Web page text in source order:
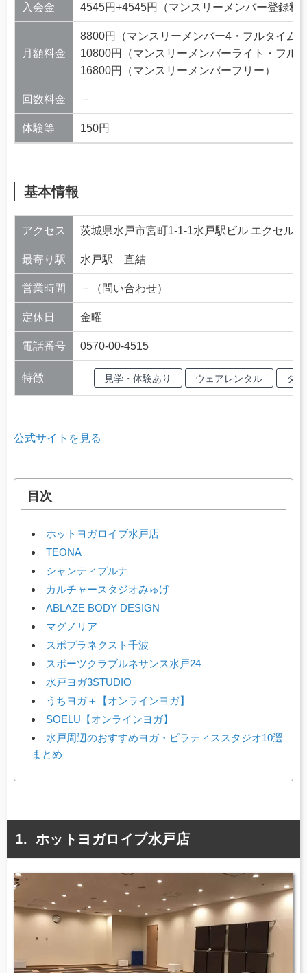
入会金 4545円+4545円（マンスリーメンバー登録料
月額料金
8800円（マンスリーメンバー4・フルタイム
10800円（マンスリーメンバーライト・フル
16800円（マンスリーメンバーフリー）
回数料金 －
体験等 150円
基本情報
アクセス 茨城県水戸市宮町1-1-1水戸駅ビル エクセル6F
最寄り駅 水戸駅 直結
営業時間 －（問い合わせ）
定休日 金曜
電話番号 0570-00-4515
特徴 見学・体験あり ウェアレンタル タ
公式サイトを見る
目次
ホットヨガロイブ水戸店
TEONA
シャンティプルナ
カルチャースタジオみゅげ
ABLAZE BODY DESIGN
マグノリア
スポプラネクスト千波
スポーツクラブルネサンス水戸24
水戸ヨガ3STUDIO
うちヨガ＋【オンラインヨガ】
SOELU【オンラインヨガ】
水戸周辺のおすすめヨガ・ピラティススタジオ10選
まとめ
ホットヨガロイブ水戸店